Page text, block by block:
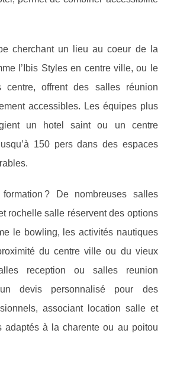
cherchant un lieu au coeur de la
l’Ibis Styles en centre ville, ou le
centre, offrent des salles réunion
accessibles. Les équipes plus
un hotel saint ou un centre
150 pers dans des espaces
? De nombreuses salles
rochelle salle réservent des options
le bowling, les activités nautiques
du centre ville ou du vieux
reception ou salles reunion
devis personnalisé pour des
associant location salle et
adaptés à la charente ou au poitou